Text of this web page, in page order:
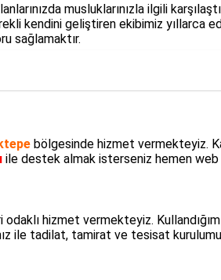
musluklarınızla ilgili
kendini geliştiren ekibimiz yıllarca
sağlamaktır.
bölgesinde hizmet vermekteyiz.
ile destek almak isterseniz hemen
hizmet vermekteyiz.
ile tadilat, tamirat ve tesisat